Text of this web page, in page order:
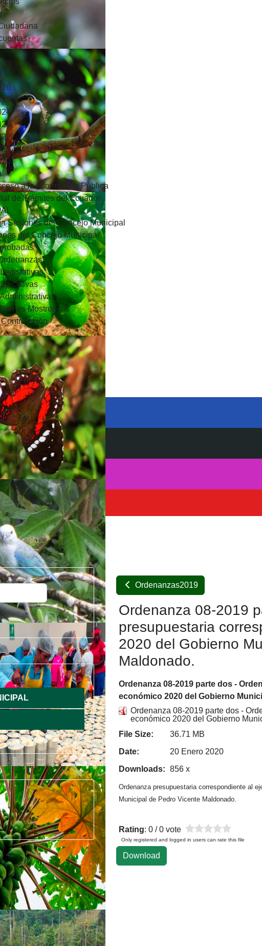
a la Información Pública
de Trámites del Ecuador
Sesiones del Concejo Municipal
del Concejo Municipal
Mostrencos
Ordenanzas2019
Ordenanza 08-2019
presupuestaria
2020 del Gobierno
Maldonado.
Ordenanza 08-2019 parte dos -
económico 2020 del Gobierno
Ordenanza 08-2019 parte dos -
económico 2020 del Gobierno
File Size:
36.71 MB
Date:
20 Enero 2020
Downloads: 856 x
Ordenanza presupuestaria correspondiente al
Municipal de Pedro Vicente Maldonado.
Rating: 0 / 0 vote
Only registered and logged in users can rate this file